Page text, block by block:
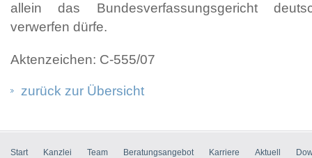
allein das Bundesverfassungsgericht
verwerfen dürfe.
Aktenzeichen: C-555/07
zurück zur Übersicht
Start Kanzlei Team Beratungsangebot Karriere Aktuell